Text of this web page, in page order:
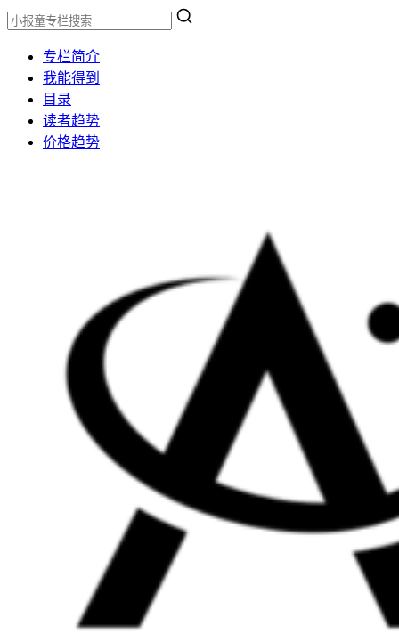
专栏简介
我能得到
目录
读者趋势
价格趋势